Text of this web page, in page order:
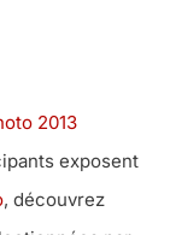
2013
exposent
, découvrez